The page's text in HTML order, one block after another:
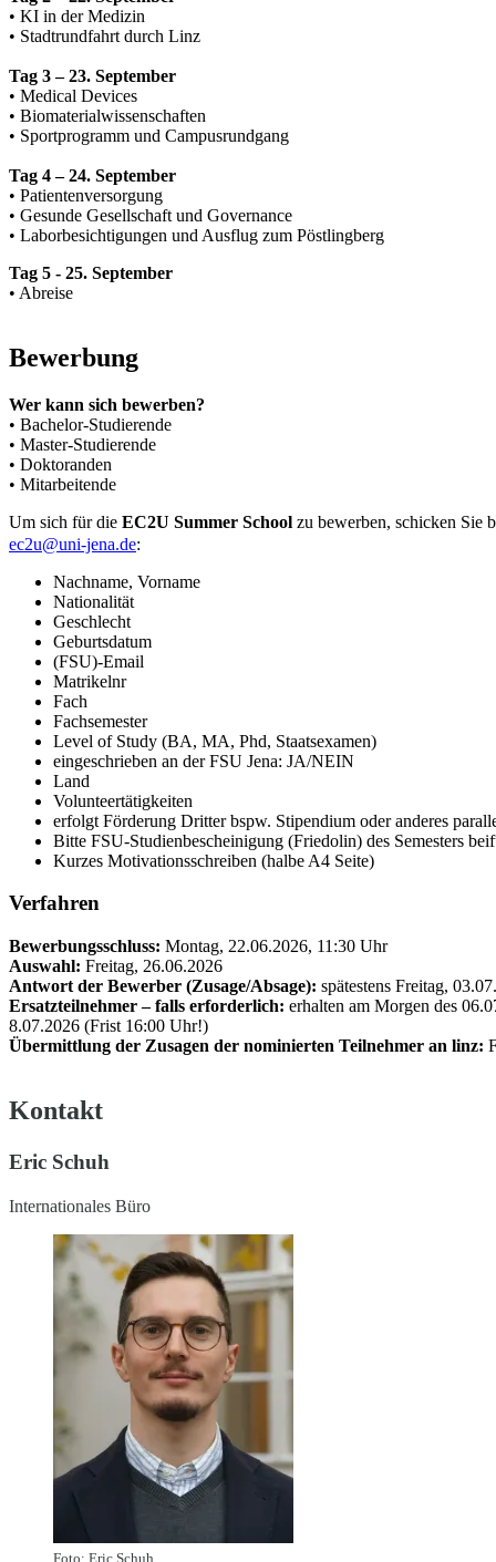
• KI in der Medizin
• Stadtrundfahrt durch Linz
Tag 3 – 23. September
• Medical Devices
• Biomaterialwissenschaften
• Sportprogramm und Campusrundgang
Tag 4 – 24. September
• Patientenversorgung
• Gesunde Gesellschaft und Governance
• Laborbesichtigungen und Ausflug zum Pöstlingberg
Tag 5 - 25. September
• Abreise
Bewerbung
Wer kann sich bewerben?
• Bachelor-Studierende
• Master-Studierende
• Doktoranden
• Mitarbeitende
Um sich für die EC2U Summer School zu bewerben, schicken Sie
ec2u@uni-jena.de:
Nachname, Vorname
Nationalität
Geschlecht
Geburtsdatum
(FSU)-Email
Matrikelnr
Fach
Fachsemester
Level of Study (BA, MA, Phd, Staatsexamen)
eingeschrieben an der FSU Jena: JA/NEIN
Land
Volunteertätigkeiten
erfolgt Förderung Dritter bspw. Stipendium oder anderes
Bitte FSU-Studienbescheinigung (Friedolin) des Semesters
Kurzes Motivationsschreiben (halbe A4 Seite)
Verfahren
Bewerbungsschluss: Montag, 22.06.2026, 11:30 Uhr
Auswahl: Freitag, 26.06.2026
Antwort der Bewerber (Zusage/Absage): spätestens Freitag,
Ersatzteilnehmer – falls erforderlich: erhalten am Morgen des
8.07.2026 (Frist 16:00 Uhr!)
Übermittlung der Zusagen der nominierten Teilnehmer an linz:
Kontakt
Eric Schuh
Internationales Büro
Foto: Eric Schuh